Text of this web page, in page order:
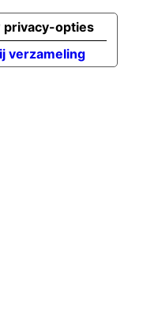
verzameling
privacy-opties